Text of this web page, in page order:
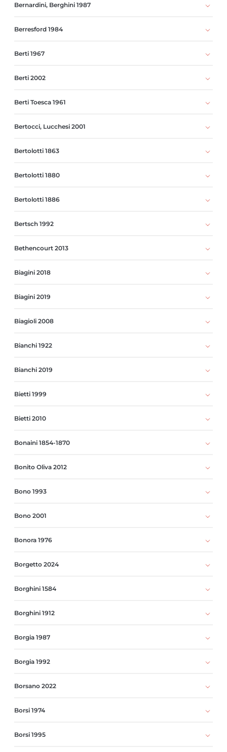
Bernardini, Berghini 1987
Berresford 1984
Berti 1967
Berti 2002
Berti Toesca 1961
Bertocci, Lucchesi 2001
Bertolotti 1863
Bertolotti 1880
Bertolotti 1886
Bertsch 1992
Bethencourt 2013
Biagini 2018
Biagini 2019
Biagioli 2008
Bianchi 1922
Bianchi 2019
Bietti 1999
Bietti 2010
Bonaini 1854-1870
Bonito Oliva 2012
Bono 1993
Bono 2001
Bonora 1976
Borgetto 2024
Borghini 1584
Borghini 1912
Borgia 1987
Borgia 1992
Borsano 2022
Borsi 1974
Borsi 1995